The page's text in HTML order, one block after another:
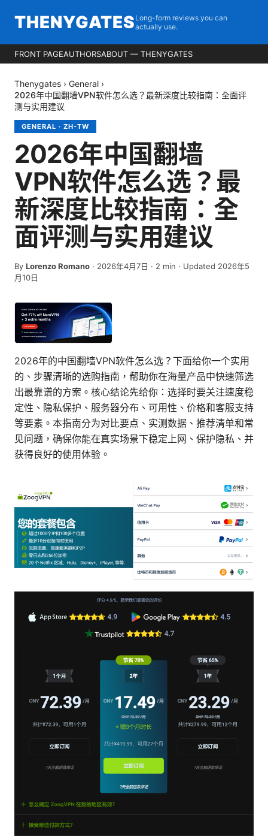
THENYGATES Long-form reviews you can
actually use.
FRONT PAGEAUTHORSABOUT — THENYGATES
Thenygates › General ›
2026年中国翻墙VPN软件怎么选？最新深度比较指南：全面评
测与实用建议
GENERAL · ZH-TW
2026年中国翻墙
VPN软件怎么选？最
新深度比较指南：全
面评测与实用建议
By Lorenzo Romano · 2026年4月7日 · 2 min · Updated 2026年5
月10日
2026年的中国翻墙VPN软件怎么选？下面给你一个实用
的、步骤清晰的选购指南，帮助你在海量产品中快速筛选
出最靠谱的方案。核心结论先给你：选择时要关注速度稳
定性、隐私保护、服务器分布、可用性、价格和客服支持
等要素。本指南分为对比要点、实测数据、推荐清单和常
见问题，确保你能在真实场景下稳定上网、保护隐私、并
获得良好的使用体验。